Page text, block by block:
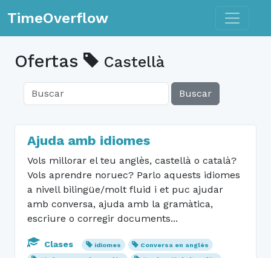
TimeOverflow Toggle
Ofertas Castellà
Buscar
Ajuda amb idiomes
Vols millorar el teu anglès, castellà o català?
Vols aprendre noruec? Parlo aquests idiomes
a nivell bilingüe/molt fluid i et puc ajudar
amb conversa, ajuda amb la gramàtica,
escriure o corregir documents...
Clases idiomes
Conversa en anglès